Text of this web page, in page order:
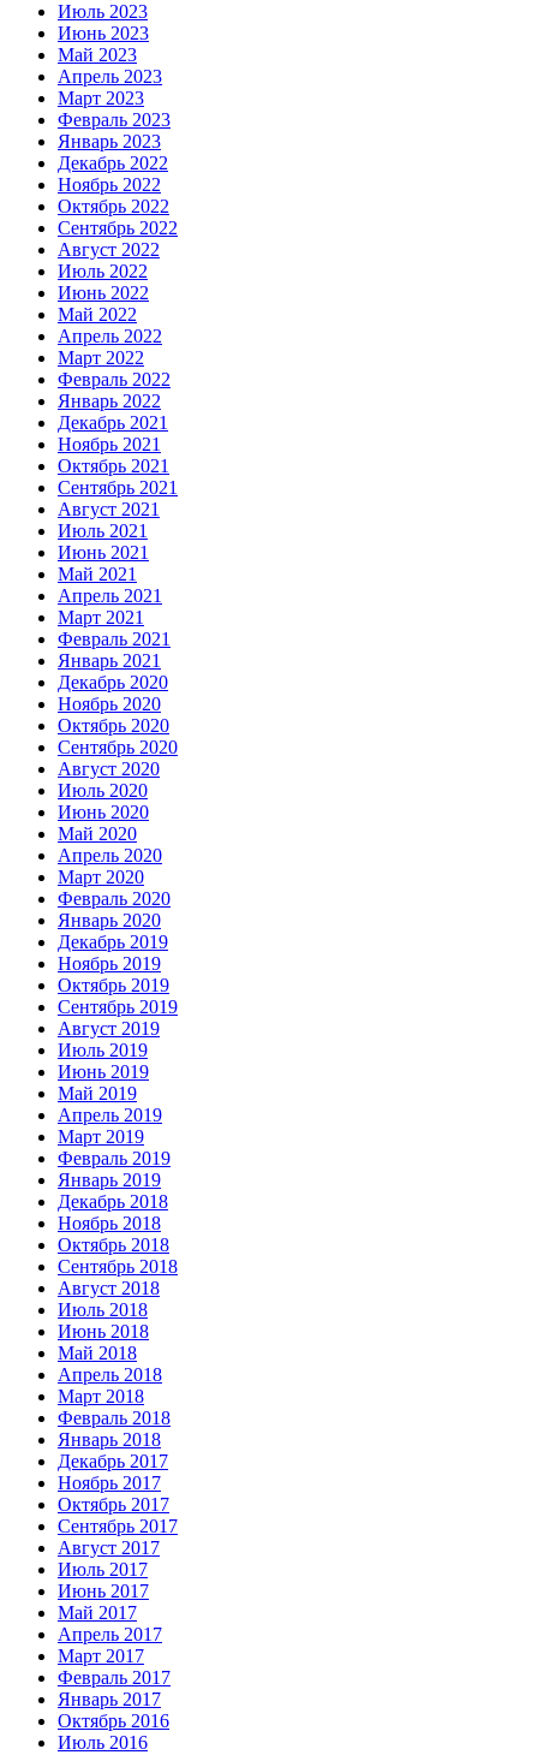
Июль 2023
Июнь 2023
Май 2023
Апрель 2023
Март 2023
Февраль 2023
Январь 2023
Декабрь 2022
Ноябрь 2022
Октябрь 2022
Сентябрь 2022
Август 2022
Июль 2022
Июнь 2022
Май 2022
Апрель 2022
Март 2022
Февраль 2022
Январь 2022
Декабрь 2021
Ноябрь 2021
Октябрь 2021
Сентябрь 2021
Август 2021
Июль 2021
Июнь 2021
Май 2021
Апрель 2021
Март 2021
Февраль 2021
Январь 2021
Декабрь 2020
Ноябрь 2020
Октябрь 2020
Сентябрь 2020
Август 2020
Июль 2020
Июнь 2020
Май 2020
Апрель 2020
Март 2020
Февраль 2020
Январь 2020
Декабрь 2019
Ноябрь 2019
Октябрь 2019
Сентябрь 2019
Август 2019
Июль 2019
Июнь 2019
Май 2019
Апрель 2019
Март 2019
Февраль 2019
Январь 2019
Декабрь 2018
Ноябрь 2018
Октябрь 2018
Сентябрь 2018
Август 2018
Июль 2018
Июнь 2018
Май 2018
Апрель 2018
Март 2018
Февраль 2018
Январь 2018
Декабрь 2017
Ноябрь 2017
Октябрь 2017
Сентябрь 2017
Август 2017
Июль 2017
Июнь 2017
Май 2017
Апрель 2017
Март 2017
Февраль 2017
Январь 2017
Октябрь 2016
Июль 2016